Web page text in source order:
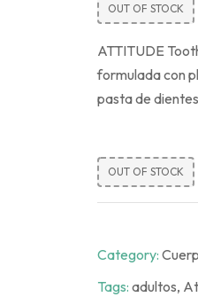
OUT OF STOCK
ATTITUDE
formulada con
pasta de
OUT OF STOCK
Category:
Tags: adultos,